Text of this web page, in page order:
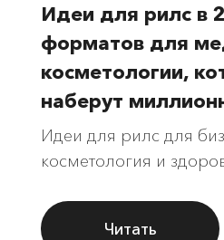
Идеи для рилс в
форматов для
косметологии,
наберут
Идеи для рилс для
косметология и
Читать